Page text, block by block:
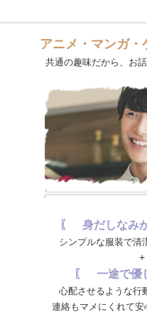
アニメ・マンガ
共通の趣味だから、お
〖 身だしなみ
シンプルな服装で
+
〖 一途で優
心配させるような行
連絡もマメにくれて